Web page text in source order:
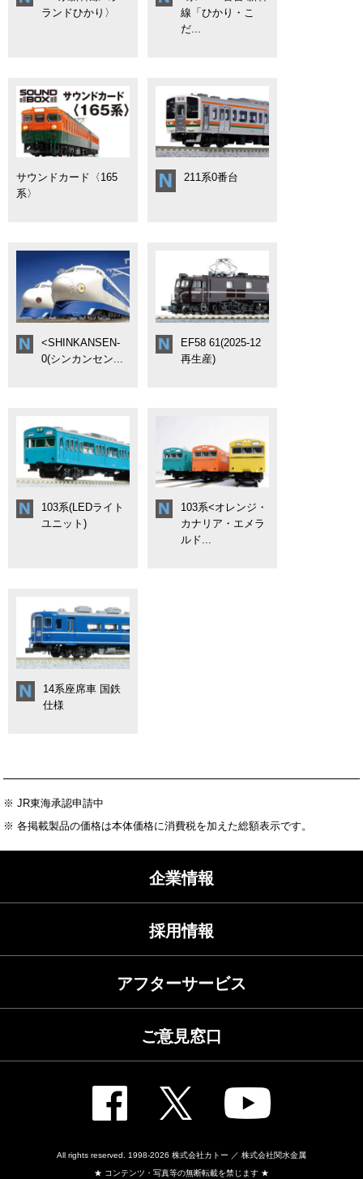
ランドひかり〉
線「ひかり・こ
だ...
サウンドカード〈165
系〉
211系0番台
<SHINKANSEN-
0(シンカンセン...
EF58 61(2025-12
再生産)
103系(LEDライト
ユニット)
103系<オレンジ・
カナリア・エメラ
ルド...
14系座席車 国鉄
仕様
※ JR東海承認申請中
※ 各掲載製品の価格は本体価格に消費税を加えた総額表示です。
企業情報
採用情報
アフターサービス
ご意見窓口
All rights reserved. 1998-2026 株式会社カトー ／ 株式会社関水金属
★ コンテンツ・写真等の無断転載を禁じます ★